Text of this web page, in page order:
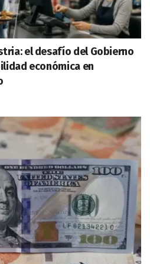
el desafío del Gobierno
económica en